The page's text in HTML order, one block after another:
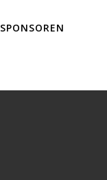
SPONSOREN